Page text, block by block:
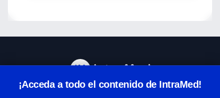
¡Acceda a todo el contenido de IntraMed!